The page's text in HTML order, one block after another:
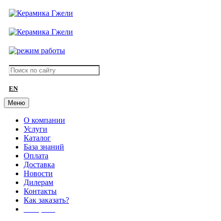
EN
Меню
О компании
Услуги
Каталог
База знаний
Оплата
Доставка
Новости
Дилерам
Контакты
Как заказать?